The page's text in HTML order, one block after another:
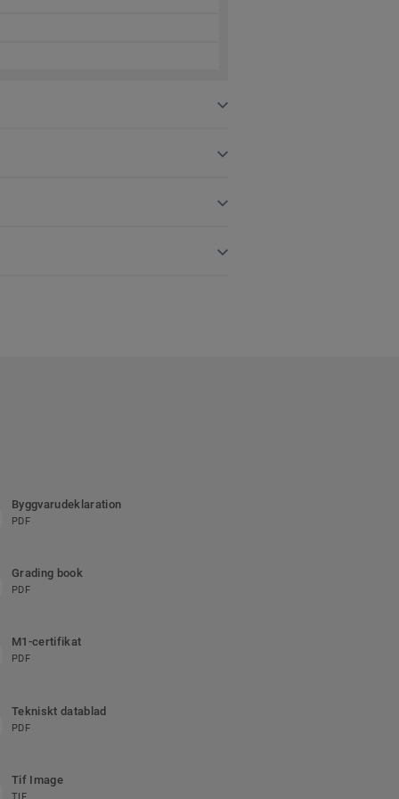
Byggvarudeklaration
PDF
Grading book
PDF
M1-certifikat
PDF
Tekniskt datablad
PDF
Tif Image
TIF